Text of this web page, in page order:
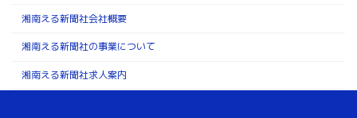
湘南える新聞社会社概要
湘南える新聞社の事業について
湘南える新聞社求人案内